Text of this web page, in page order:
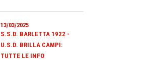
13/03/2025
S.S.D. BARLETTA 1922 -
U.S.D. BRILLA CAMPI:
TUTTE LE INFO